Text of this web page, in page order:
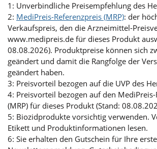
1: Unverbindliche Preisempfehlung des
2: MediPreis-Referenzpreis (MRP): der
Verkaufspreis, den die Arzneimittel-
www.medipreis.de für dieses Produkt
08.08.2026). Produktpreise können sich
geändert und damit die Rangfolge der
geändert haben.
3: Preisvorteil bezogen auf die UVP des
4: Preisvorteil bezogen auf den
(MRP) für dieses Produkt (Stand:
5: Biozidprodukte vorsichtig verwenden.
Etikett und Produktinformationen lesen.
6: Sie erhalten den Gutschein für Ihre erste